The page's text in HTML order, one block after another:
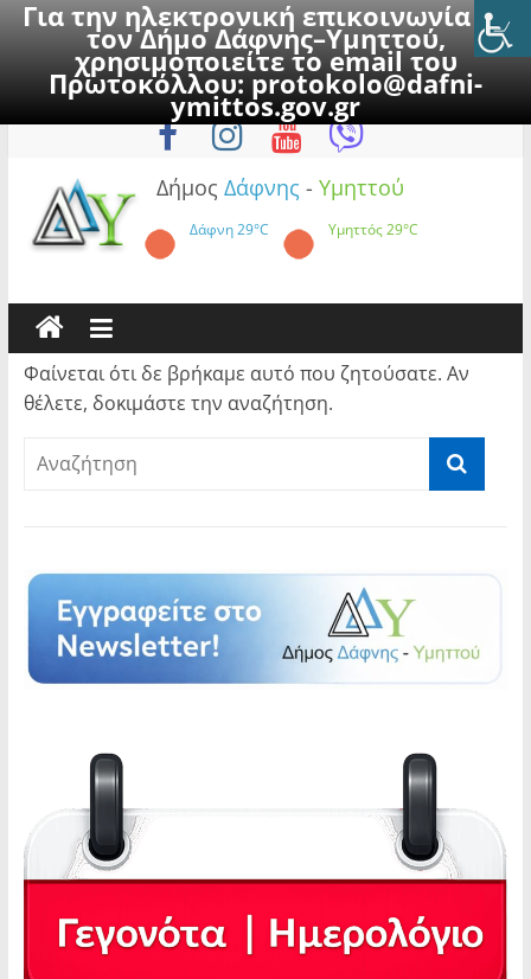
Για την ηλεκτρονική επικοινωνία με
τον Δήμο Δάφνης–Υμηττού,
χρησιμοποιείτε το email του
Πρωτοκόλλου:protokolo@dafni-
ymittos.gov.gr
to
Παρασκευή, 7 Αυγούστου 2026
Δήμος Δάφνης - Υμηττού
Δάφνη29°C Υμηττός29°C
Φαίνεται ότι δε βρήκαμε αυτό που ζητούσατε. Αν
θέλετε, δοκιμάστε την αναζήτηση.